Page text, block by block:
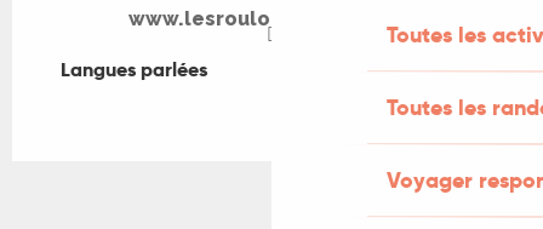
Toutes les
Toutes les
Voyager
www.lesroulottesdulot.com
Langues parlées
Langues parlées